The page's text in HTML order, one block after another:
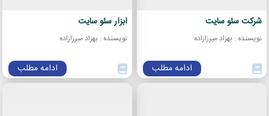
شرکت سئو سایت
نویسنده : بهزاد میرزازاده
ادامه مطلب
ابزار سئو سایت
نویسنده : بهزاد میرزازاده
ادامه مطلب